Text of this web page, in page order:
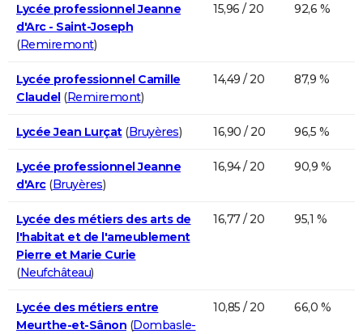
Lycée professionnel Jeanne
d'Arc - Saint-Joseph
(Remiremont)
15,96 / 20 92,6 %
Lycée professionnel Camille
Claudel(Remiremont)
14,49 / 20 87,9 %
Lycée Jean Lurçat(Bruyères) 16,90 / 20 96,5 %
Lycée professionnel Jeanne
d'Arc(Bruyères)
16,94 / 20 90,9 %
Lycée des métiers des arts de
l'habitat et de l'ameublement
Pierre et Marie Curie
(Neufchâteau)
16,77 / 20 95,1 %
Lycée des métiers entre
Meurthe-et-Sânon (Dombasle-
10,85 / 20 66,0 %